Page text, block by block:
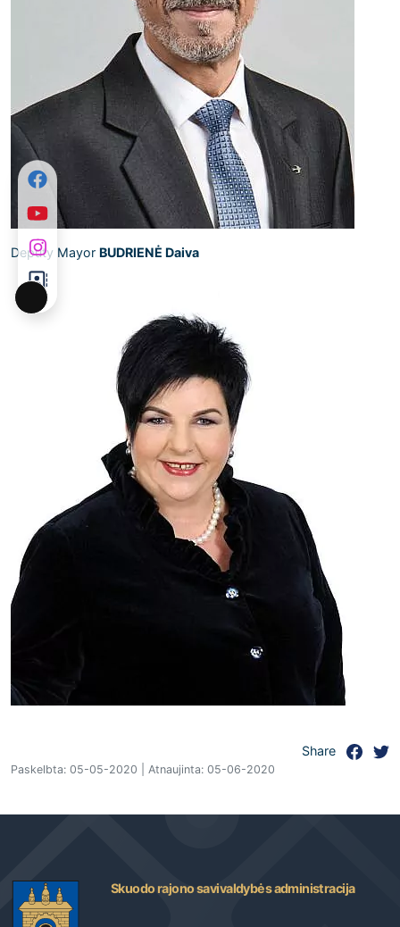
Deputy Mayor BUDRIENĖ Daiva
Long
Share
Paskelbta: 05-05-2020 | Atnaujinta: 05-06-2020
Skuodo rajono savivaldybės administracija